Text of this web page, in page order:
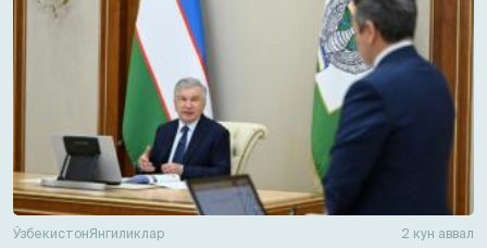
ЎзбекистонЯнгиликлар 2 кун аввал